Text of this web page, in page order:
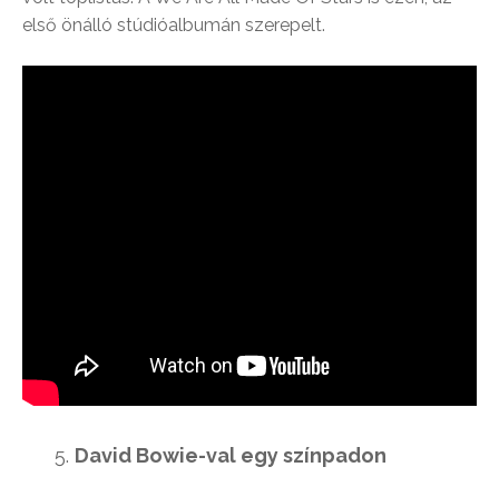
első önálló stúdióalbumán szerepelt.
David Bowie-val egy színpadon